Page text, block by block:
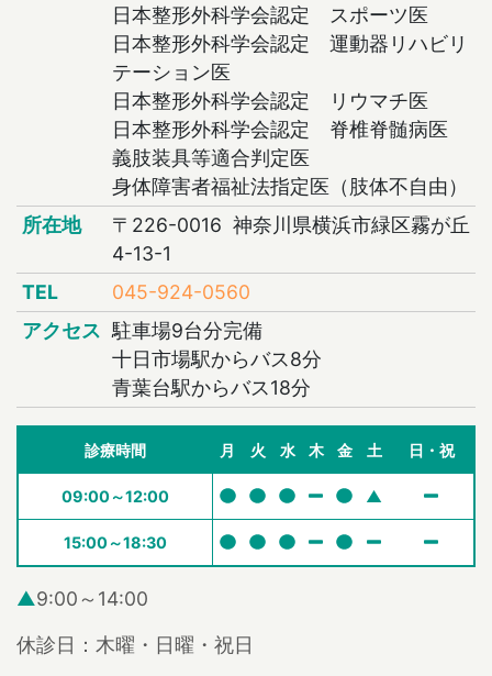
日本整形外科学会認定 スポーツ医
日本整形外科学会認定 運動器リハビリ
テーション医
日本整形外科学会認定 リウマチ医
日本整形外科学会認定 脊椎脊髄病医
義肢装具等適合判定医
身体障害者福祉法指定医（肢体不自由）
所在地
〒226-0016 神奈川県横浜市緑区霧が丘
4-13-1
TEL
045-924-0560
アクセス 駐車場9台分完備
十日市場駅からバス8分
青葉台駅からバス18分
診療時間 月 火 水 木 金 土 日・祝
09:00～12:00 ▲
15:00～18:30
▲9:00～14:00
休診日：木曜・日曜・祝日